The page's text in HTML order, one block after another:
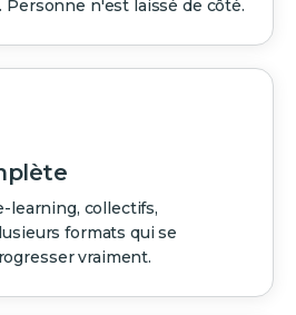
n'est laissé de côté.
learning, collectifs,
formats qui se
vraiment.